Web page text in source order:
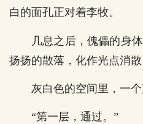
白的面孔正对着李牧。
几息之后，傀儡的身
扬扬的散落，化作光点消散
灰白色的空间里，一个
“第一层，通过。”